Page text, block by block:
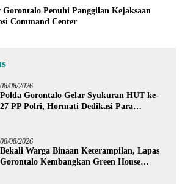
Penuhi Panggilan Kejaksaan
Command Center
08/08/2026
Polda Gorontalo Gelar Syukuran HUT ke-
27 PP Polri, Hormati Dedikasi Para
08/08/2026
Bekali Warga Binaan Keterampilan, Lapas
Gorontalo Kembangkan Green House